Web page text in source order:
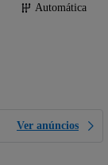
Automática
Ver anúncios